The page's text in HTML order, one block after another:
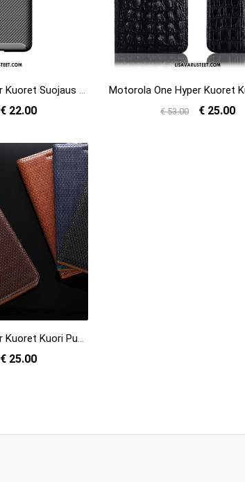
€ 22.00 € 53.00 € 25.00
€ 25.00